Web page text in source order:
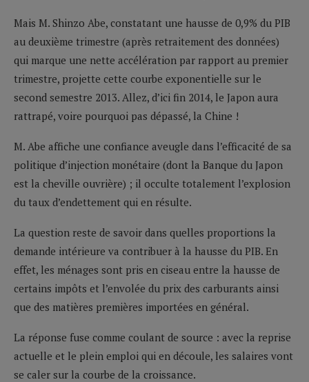
Mais M. Shinzo Abe, constatant une hausse de 0,9% du PIB
au deuxième trimestre (après retraitement des données)
qui marque une nette accélération par rapport au premier
trimestre, projette cette courbe exponentielle sur le
second semestre 2013. Allez, d’ici fin 2014, le Japon aura
rattrapé, voire pourquoi pas dépassé, la Chine !
M. Abe affiche une confiance aveugle dans l’efficacité de sa
politique d’injection monétaire (dont la Banque du Japon
est la cheville ouvrière) ; il occulte totalement l’explosion
du taux d’endettement qui en résulte.
La question reste de savoir dans quelles proportions la
demande intérieure va contribuer à la hausse du PIB. En
effet, les ménages sont pris en ciseau entre la hausse de
certains impôts et l’envolée du prix des carburants ainsi
que des matières premières importées en général.
La réponse fuse comme coulant de source : avec la reprise
actuelle et le plein emploi qui en découle, les salaires vont
se caler sur la courbe de la croissance.